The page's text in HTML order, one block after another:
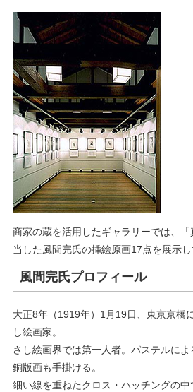
商家の蔵を活用したギャラリーでは、
当した風間完氏の挿絵原画17点を展示し
風間完氏プロフィール
大正8年（1919年）1月19日、東京京橋
し絵画家。
さし絵画界では第一人者。パステルに
銅版画も手掛ける。
細い線を重ねたクロス・ハッチングの